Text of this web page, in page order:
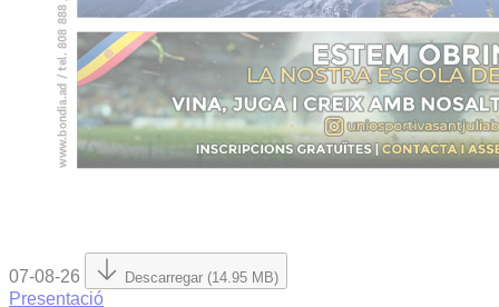
07-08-26 Descarregar (14.95 MB)
Presentació